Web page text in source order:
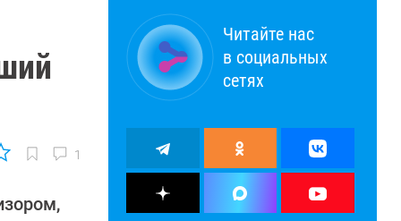
1
Читайте нас
в социальных
сетях